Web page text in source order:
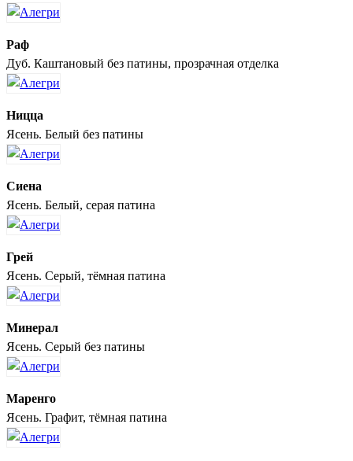
Раф
Дуб. Каштановый без патины, прозрачная отделка
Ницца
Ясень. Белый без патины
Сиена
Ясень. Белый, серая патина
Грей
Ясень. Серый, тёмная патина
Минерал
Ясень. Серый без патины
Маренго
Ясень. Графит, тёмная патина